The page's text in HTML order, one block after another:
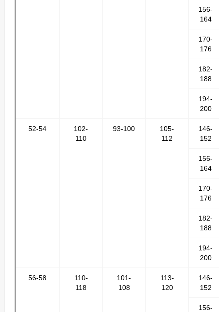
156-
164
170-
176
182-
188
194-
200
52-54
102-
110
93-100
105-
112
146-
152
156-
164
170-
176
182-
188
194-
200
56-58
110-
118
101-
108
113-
120
146-
152
156-